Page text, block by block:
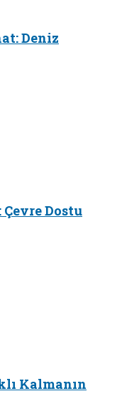
Deniz
Dostu
Kalmanın